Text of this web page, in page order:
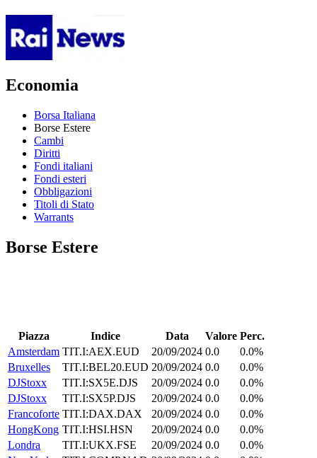
Economia
Borsa Italiana
Borse Estere
Cambi
Diritti
Fondi italiani
Fondi esteri
Obbligazioni
Titoli di Stato
Warrants
Borse Estere
Piazza Indice Data Valore Perc.
Amsterdam TIT.I:AEX.EUD 20/09/2024 0.0
0.0%
Bruxelles
TIT.I:BEL20.EUD 20/09/2024 0.0
0.0%
DJStoxx
TIT.I:SX5E.DJS 20/09/2024 0.0
0.0%
DJStoxx
TIT.I:SX5P.DJS 20/09/2024 0.0
0.0%
Francoforte TIT.I:DAX.DAX 20/09/2024 0.0
0.0%
HongKong TIT.I:HSI.HSN 20/09/2024 0.0
0.0%
Londra
TIT.I:UKX.FSE 20/09/2024 0.0
0.0%